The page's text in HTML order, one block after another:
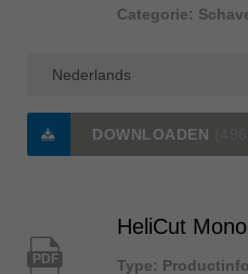
Categorie:
DOWNLOADEN
PDF
HeliCut
Type: